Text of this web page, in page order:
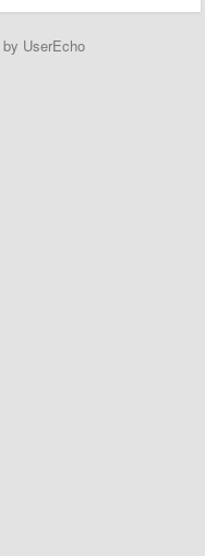
by UserEcho